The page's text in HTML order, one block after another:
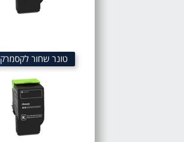
טונר שחור לקסמרק 785XK מק"ט 785XK Black Toner cartridge 78C5XK0